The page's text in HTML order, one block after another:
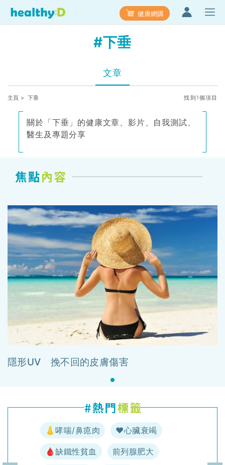
健康網購
#下垂
文章
主頁 > 下垂 找到1個項目
關於「下垂」的健康文章、影片、自我測試、
醫生及專題分享
隱形UV 挽不回的皮膚傷害
👃哮喘/鼻瘜肉 ♥️心臟衰竭
🩸缺鐵性貧血 前列腺肥大